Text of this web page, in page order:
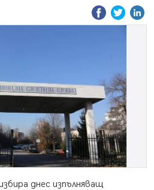
днес изпълняващ